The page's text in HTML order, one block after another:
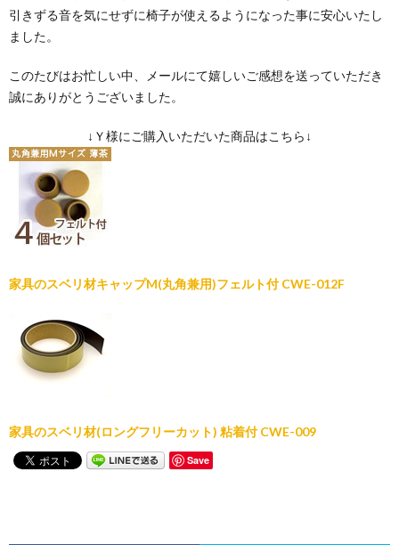
引きずる音を気にせずに椅子が使えるようになった事に安心いたし
ました。
このたびはお忙しい中、メールにて嬉しいご感想を送っていただき
誠にありがとうございました。
↓Ｙ様にご購入いただいた商品はこちら↓
家具のスベリ材キャップM(丸角兼用)フェルト付 CWE-012F
家具のスベリ材(ロングフリーカット) 粘着付 CWE-009
Save